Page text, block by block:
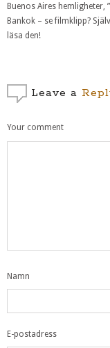
Buenos Aires hemligheter,
Bankok – se filmklipp?
läsa den!
Leave a
Your comment
Namn
E-postadress